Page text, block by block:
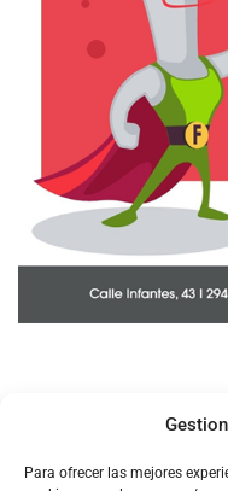
Para ofrecer las mejores